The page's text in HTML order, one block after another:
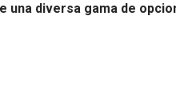
una diversa gama de